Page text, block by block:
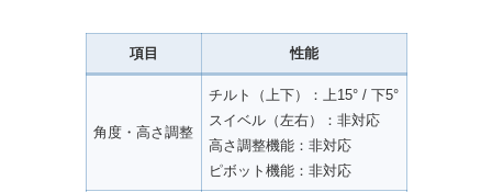
項目 性能
角度・高さ調整
チルト（上下）：上15° / 下5°
スイベル（左右）：非対応
高さ調整機能：非対応
ピボット機能：非対応